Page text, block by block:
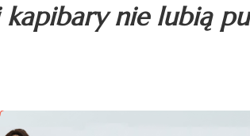
nie lubią